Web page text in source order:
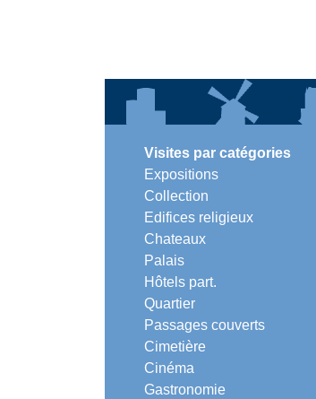
Visites par catégories
Expositions
Collection
Edifices religieux
Chateaux
Palais
Hôtels part.
Quartier
Passages couverts
Cimetière
Cinéma
Gastronomie